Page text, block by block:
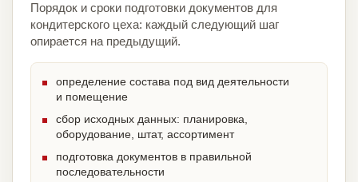
Порядок и сроки подготовки документов для
кондитерского цеха: каждый следующий шаг
опирается на предыдущий.
определение состава под вид деятельности
и помещение
сбор исходных данных: планировка,
оборудование, штат, ассортимент
подготовка документов в правильной
последовательности